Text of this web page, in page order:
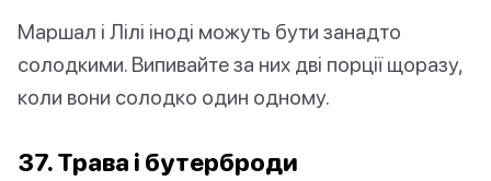
Маршал і Лілі іноді можуть бути занадто
солодкими. Випивайте за них дві порції щоразу,
коли вони солодко один одному.
37. Трава і бутерброди